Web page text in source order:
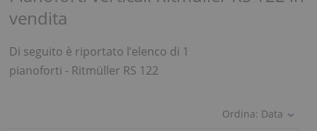
vendita
Di seguito è riportato l’elenco di 1
pianoforti - Ritmüller RS 122
Ordina: Data